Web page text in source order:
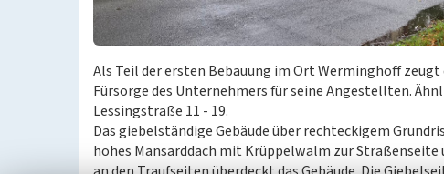
Als Teil der ersten Bebauung im Ort Werminghoff
Fürsorge des Unternehmers für seine Angestellten.
Lessingstraße 11 - 19.
Das giebelständige Gebäude über rechteckigem
hohes Mansarddach mit Krüppelwalm zur